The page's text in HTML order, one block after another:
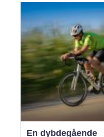
signalerer
på verdens mest
berømte,
og udfordrende
Tour de France.
er en begi...
En dybdegående